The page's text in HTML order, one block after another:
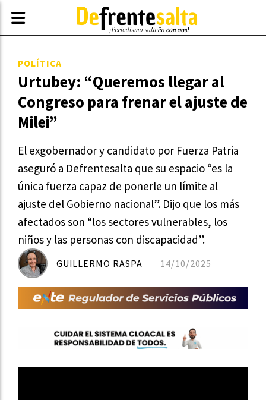
Urtubey: “Queremos llegar al
Congreso para frenar el ajuste de
Milei”
El exgobernador y candidato por Fuerza Patria
aseguró a Defrentesalta que su espacio “es la
única fuerza capaz de ponerle un límite al
ajuste del Gobierno nacional”. Dijo que los más
afectados son “los sectores vulnerables, los
niños y las personas con discapacidad”.
POLÍTICA
14/10/2025
GUILLERMO RASPA